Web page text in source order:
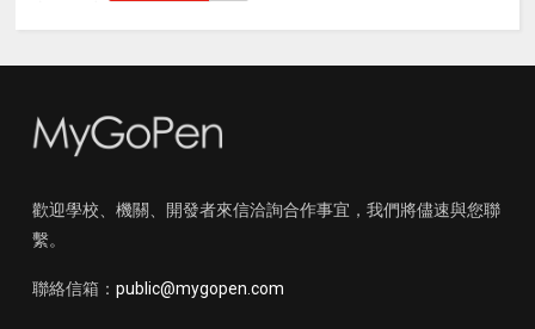
歡迎學校、機關、開發者來信洽詢合作事宜，我們將儘速與您聯
繫。
聯絡信箱： public@mygopen.com